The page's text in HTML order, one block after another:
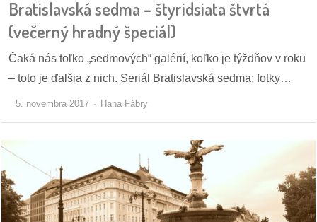
Bratislavská sedma – štyridsiata štvrtá
(večerný hradný špeciál)
Čaká nás toľko „sedmových“ galérií, koľko je týždňov v roku
– toto je ďalšia z nich. Seriál Bratislavská sedma: fotky…
5. novembra 2017 Hana Fábry